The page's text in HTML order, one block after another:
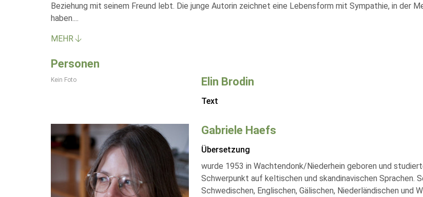
Beziehung mit seinem Freund lebt. Die junge Autorin zeichnet eine Lebensform mit Sympathie, in der
haben....
MEHR
Personen
Kein Foto Elin Brodin
Text
Gabriele Haefs
Übersetzung
wurde 1953 in Wachtendonk/Niederhein geboren und
Schwerpunkt auf keltischen und skandinavischen Sprachen.
Schwedischen, Englischen, Gälischen, Niederländischen und